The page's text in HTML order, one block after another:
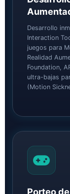
Desarrollo
Interaction
juegos para
Realidad
Foundation,
ultra-bajas
(Motion
Porteo